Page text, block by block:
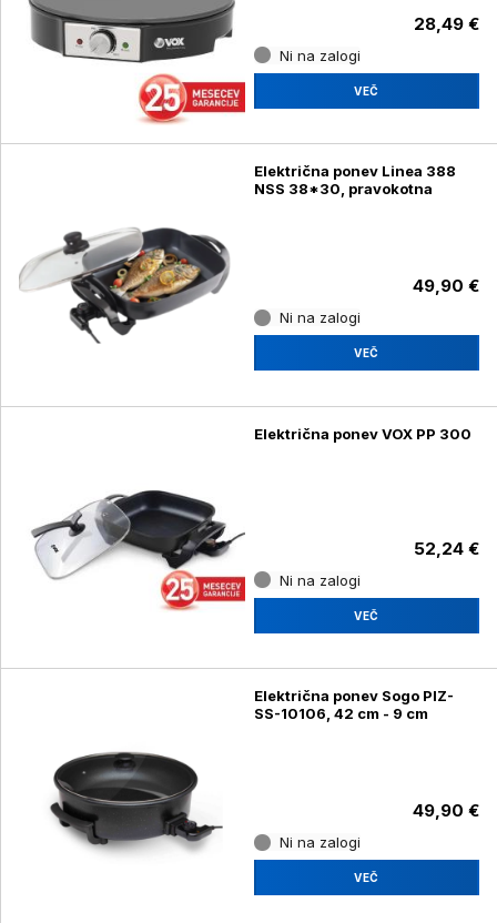
28,49 €
Ni na zalogi
VEČ
Električna ponev Linea 388
NSS 38*30, pravokotna
49,90 €
Ni na zalogi
VEČ
Električna ponev VOX PP 300
52,24 €
Ni na zalogi
VEČ
Električna ponev Sogo PIZ-
SS-10106, 42 cm - 9 cm
49,90 €
Ni na zalogi
VEČ